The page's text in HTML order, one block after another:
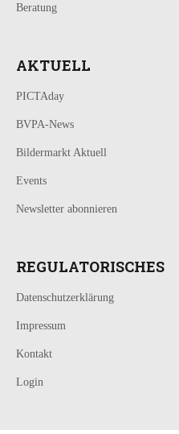
Beratung
AKTUELL
PICTAday
BVPA-News
Bildermarkt Aktuell
Events
Newsletter abonnieren
REGULATORISCHES
Datenschutzerklärung
Impressum
Kontakt
Login